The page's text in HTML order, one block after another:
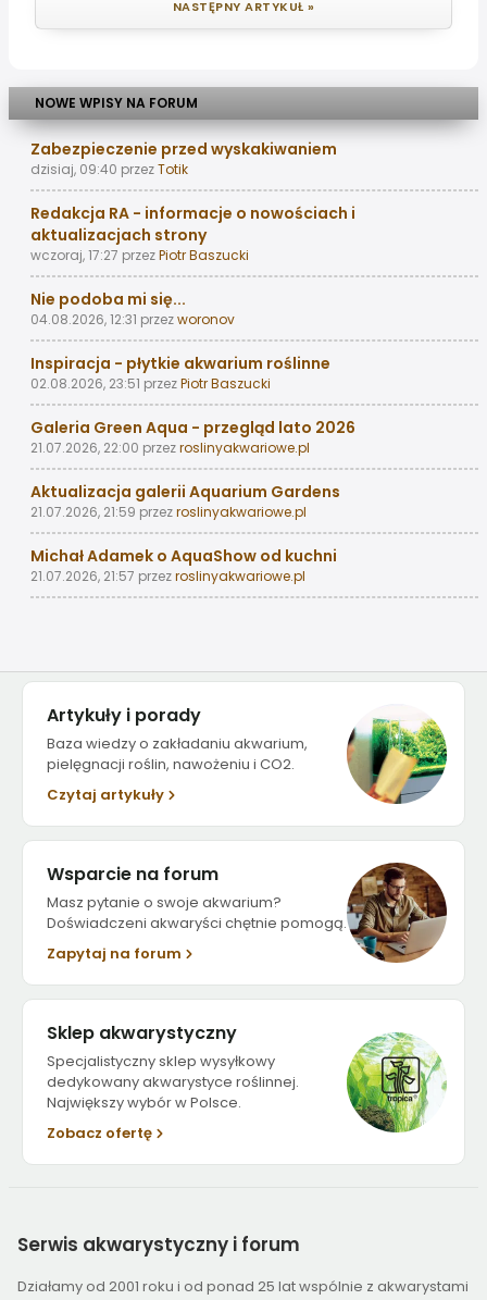
NASTĘPNY ARTYKUŁ »
NOWE WPISY NA FORUM
Zabezpieczenie przed wyskakiwaniem
dzisiaj, 09:40 przezTotik
Redakcja RA - informacje o nowościach i
aktualizacjach strony
wczoraj, 17:27 przezPiotr Baszucki
Nie podoba mi się...
04.08.2026, 12:31 przezworonov
Inspiracja - płytkie akwarium roślinne
02.08.2026, 23:51 przezPiotr Baszucki
Galeria Green Aqua - przegląd lato 2026
21.07.2026, 22:00 przezroslinyakwariowe.pl
Aktualizacja galerii Aquarium Gardens
21.07.2026, 21:59 przezroslinyakwariowe.pl
Michał Adamek o AquaShow od kuchni
21.07.2026, 21:57 przezroslinyakwariowe.pl
Artykuły i porady
Baza wiedzy o zakładaniu akwarium,
pielęgnacji roślin, nawożeniu i CO2.
Czytaj artykuły
Wsparcie na forum
Masz pytanie o swoje akwarium?
Doświadczeni akwaryści chętnie pomogą.
Zapytaj na forum
Sklep akwarystyczny
Specjalistyczny sklep wysyłkowy
dedykowany akwarystyce roślinnej.
Największy wybór w Polsce.
Zobacz ofertę
Serwis akwarystyczny i forum
Działamy od 2001 roku i od ponad 25 lat wspólnie z akwarystami